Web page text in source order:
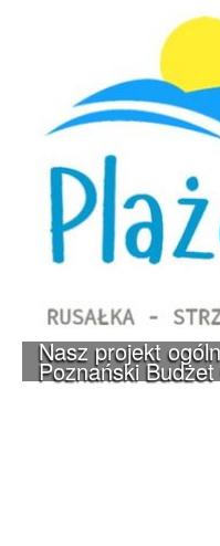
Nasz projekt
Poznański